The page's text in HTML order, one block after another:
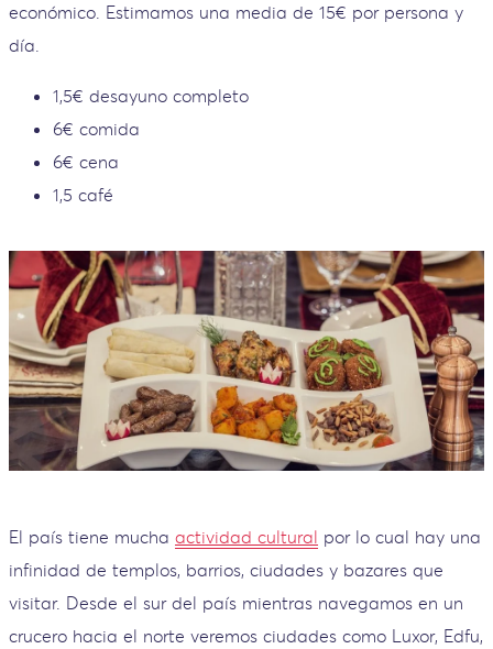
económico. Estimamos una media de 15€ por persona y
día.
1,5€ desayuno completo
6€ comida
6€ cena
1,5 café
El país tiene mucha actividad cultural por lo cual hay una
infinidad de templos, barrios, ciudades y bazares que
visitar. Desde el sur del país mientras navegamos en un
crucero hacia el norte veremos ciudades como Luxor, Edfu,